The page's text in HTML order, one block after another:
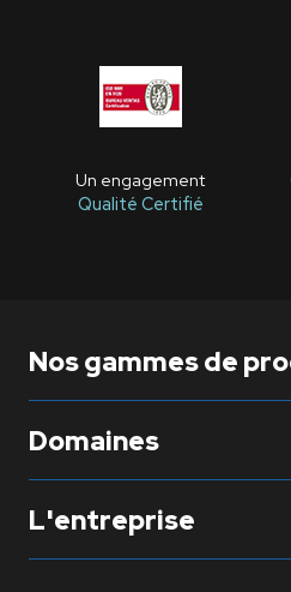
Un engagement
Qualité Certifié
Nos gammes de
Domaines
L'entreprise